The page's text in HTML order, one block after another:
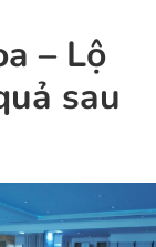
– Lộ
sau